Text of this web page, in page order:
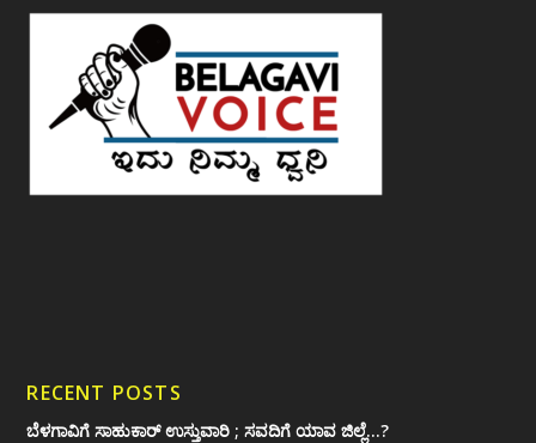
RECENT POSTS
ಬೆಳಗಾವಿಗೆ ಸಾಹುಕಾರ್ ಉಸ್ತುವಾರಿ ; ಸವದಿಗೆ ಯಾವ ಜಿಲ್ಲೆ…?